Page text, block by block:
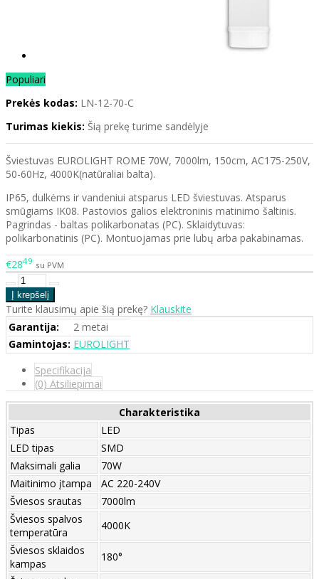
Populiari
Prekės kodas: LN-12-70-C
Turimas kiekis: Šią prekę turime sandėlyje
Šviestuvas EUROLIGHT ROME 70W, 7000lm, 150cm, AC175-250V,
50-60Hz, 4000K(natūraliai balta).
IP65, dulkėms ir vandeniui atsparus LED šviestuvas. Atsparus
smūgiams IK08. Pastovios galios elektroninis matinimo šaltinis.
Pagrindas - baltas polikarbonatas (PC). Sklaidytuvas:
polikarbonatinis (PC). Montuojamas prie lubų arba pakabinamas.
€2849 su PVM
Turite klausimų apie šią prekę? Klauskite
Garantija:
2 metai
Gamintojas: EUROLIGHT
Specifikacija
(0) Atsiliepimai
Charakteristika
Tipas
LED
LED tipas
SMD
Maksimali galia
70W
Maitinimo įtampa
AC 220-240V
Šviesos srautas
7000lm
Šviesos spalvos
temperatūra
4000K
Šviesos sklaidos
kampas
180°